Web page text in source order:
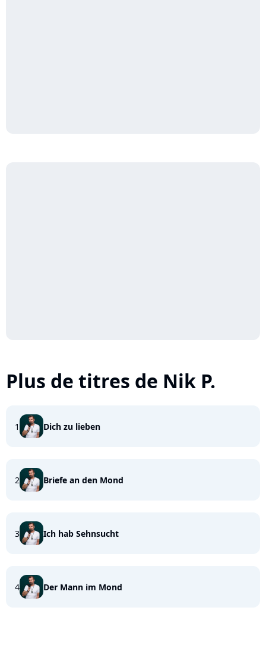
Plus de titres de Nik P.
1 Dich zu lieben
2 Briefe an den Mond
3 Ich hab Sehnsucht
4 Der Mann im Mond